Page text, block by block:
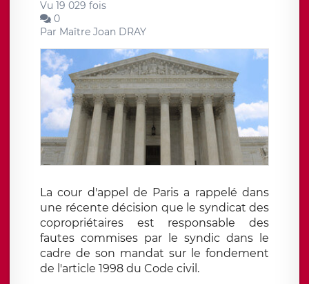
Vu 19 029 fois
0
Par Maître Joan DRAY
La cour d'appel de Paris a rappelé dans
une récente décision que le syndicat des
copropriétaires est responsable des
fautes commises par le syndic dans le
cadre de son mandat sur le fondement
de l'article 1998 du Code civil.